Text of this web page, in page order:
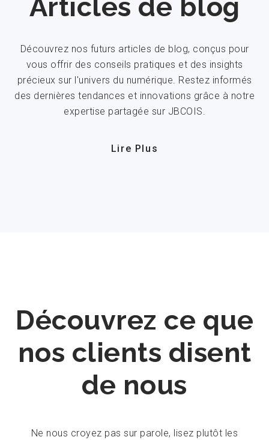
Articles de blog
Découvrez nos futurs articles de blog, conçus pour
vous offrir des conseils pratiques et des insights
précieux sur l'univers du numérique. Restez informés
des dernières tendances et innovations grâce à notre
expertise partagée sur JBCOIS.
Lire Plus
Découvrez ce que
nos clients disent
de nous
Ne nous croyez pas sur parole, lisez plutôt les